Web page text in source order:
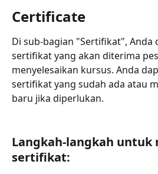
Certificate
Di sub-bagian "Sertifikat", Anda
sertifikat yang akan diterima
menyelesaikan kursus. Anda
sertifikat yang sudah ada atau
baru jika diperlukan.
Langkah-langkah untuk
sertifikat: